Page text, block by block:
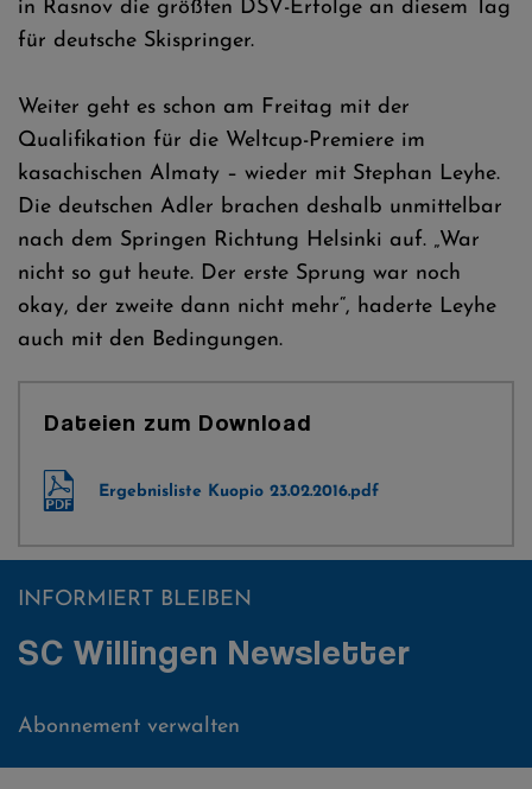
in Rasnov die größten DSV-Erfolge an diesem Tag
für deutsche Skispringer.
Weiter geht es schon am Freitag mit der
Qualifikation für die Weltcup-Premiere im
kasachischen Almaty – wieder mit Stephan Leyhe.
Die deutschen Adler brachen deshalb unmittelbar
nach dem Springen Richtung Helsinki auf. „War
nicht so gut heute. Der erste Sprung war noch
okay, der zweite dann nicht mehr“, haderte Leyhe
auch mit den Bedingungen.
Dateien zum Download
Ergebnisliste Kuopio 23.02.2016.pdf
INFORMIERT BLEIBEN
SC Willingen Newsletter
Abonnement verwalten